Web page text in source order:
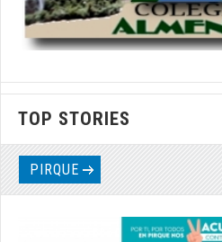
TOP STORIES
PIRQUE